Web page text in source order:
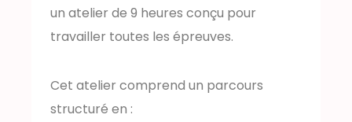
un atelier de 9 heures conçu pour
travailler toutes les épreuves.
Cet atelier comprend un parcours
structuré en :